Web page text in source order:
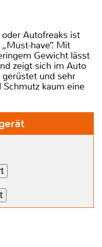
Autofreaks ist
have“. Mit
Gewicht lässt
zeigt sich im Auto
und sehr
kaum eine